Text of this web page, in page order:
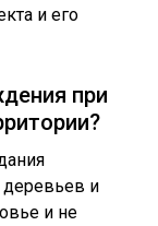
и его
при
деревьев и
и не